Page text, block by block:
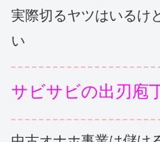
実際切るヤツはいるけ
い
サビサビの出刃庖